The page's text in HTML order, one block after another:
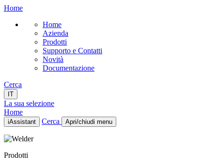
Home
Home
Azienda
Prodotti
Supporto e Contatti
Novità
Documentazione
Cerca
IT
La sua selezione
Home
iAssistant Cerca Apri/chiudi menu
Home
Prodotti
Prodotti